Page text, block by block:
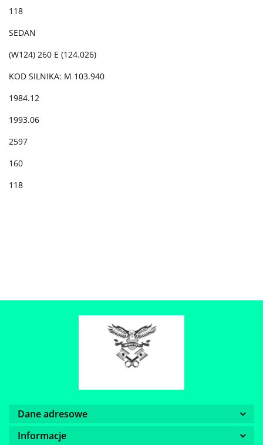
118
SEDAN
(W124) 260 E (124.026)
KOD SILNIKA: M 103.940
1984.12
1993.06
2597
160
118
Dane adresowe
Informacje